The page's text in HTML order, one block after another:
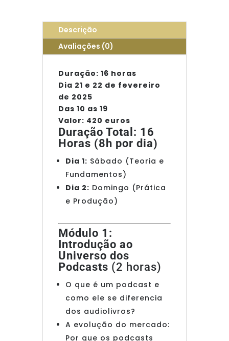
Descrição
Avaliações (0)
Duração: 16 horas
Dia 21 e 22 de fevereiro
de 2025
Das 10 as 19
Valor: 420 euros
Duração Total: 16
Horas (8h por dia)
Dia 1: Sábado (Teoria e
Fundamentos)
Dia 2: Domingo (Prática
e Produção)
Módulo 1:
Introdução ao
Universo dos
Podcasts (2 horas)
O que é um podcast e
como ele se diferencia
dos audiolivros?
A evolução do mercado:
Por que os podcasts